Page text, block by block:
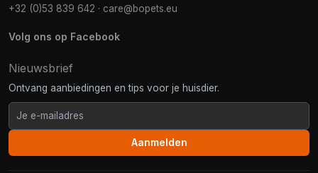
+32 (0)53 839 642 · care@bopets.eu
Volg ons op Facebook
Nieuwsbrief
Ontvang aanbiedingen en tips voor je huisdier.
Aanmelden